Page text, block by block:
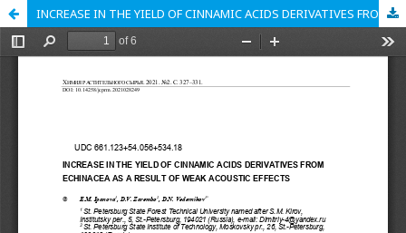
INCREASE IN THE YIELD OF CINNAMIC ACIDS DERIVATIVES FROM ECHINACEA AS A RESULT OF WEAK ACOUSTIC EFFECTS